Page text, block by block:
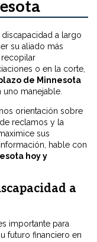
a largo
su aliado más
o en la corte,
de Minnesota
manejable.
orientación sobre
reclamos y la
sus
hable con
hoy y
a
importante para
futuro financiero en